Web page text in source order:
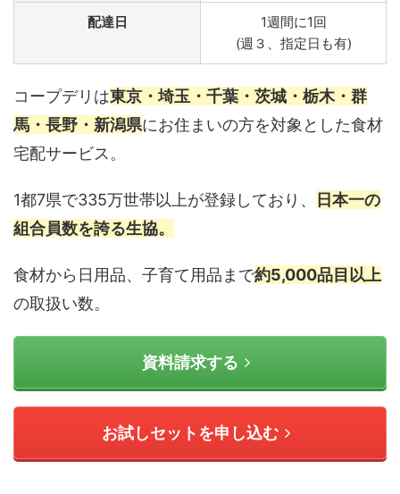
配達日
1週間に1回
(週３、指定日も有)
コープデリは東京・埼玉・千葉・茨城・栃木・群
馬・長野・新潟県にお住まいの方を対象とした食材
宅配サービス。
1都7県で335万世帯以上が登録しており、
日本一の
組合員数を誇る生協。
食材から日用品、子育て用品まで約5,000品目以上
の取扱い数。
資料請求する
お試しセットを申し込む